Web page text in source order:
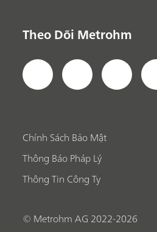
Theo Dõi Metrohm
Chính Sách Bảo Mật
Thông Báo Pháp Lý
Thông Tin Công Ty
© Metrohm AG 2022-2026